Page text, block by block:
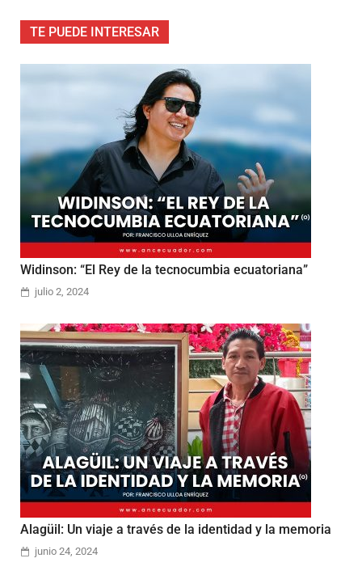
TE PUEDE INTERESAR
Widinson: “El Rey de la tecnocumbia ecuatoriana”
julio 2, 2024
Alagüil: Un viaje a través de la identidad y la memoria
junio 24, 2024